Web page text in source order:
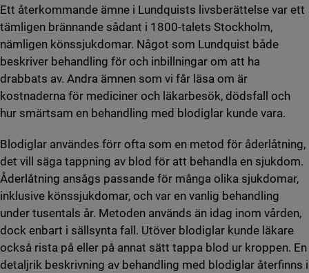
Ett återkommande ämne i Lundquists livsberättelse var ett
tämligen brännande sådant i 1800-talets Stockholm,
nämligen könssjukdomar. Något som Lundquist både
beskriver behandling för och inbillningar om att ha
drabbats av. Andra ämnen som vi får läsa om är
kostnaderna för mediciner och läkarbesök, dödsfall och
hur smärtsam en behandling med blodiglar kunde vara.
Blodiglar användes förr ofta som en metod för åderlåtning,
det vill säga tappning av blod för att behandla en sjukdom.
Åderlåtning ansågs passande för många olika sjukdomar,
inklusive könssjukdomar, och var en vanlig behandling
under tusentals år. Metoden används än idag inom vården,
dock enbart i sällsynta fall. Utöver blodiglar kunde läkare
också rista på eller på annat sätt tappa blod ur kroppen. En
detaljrik beskrivning av behandling med blodiglar återfinns i